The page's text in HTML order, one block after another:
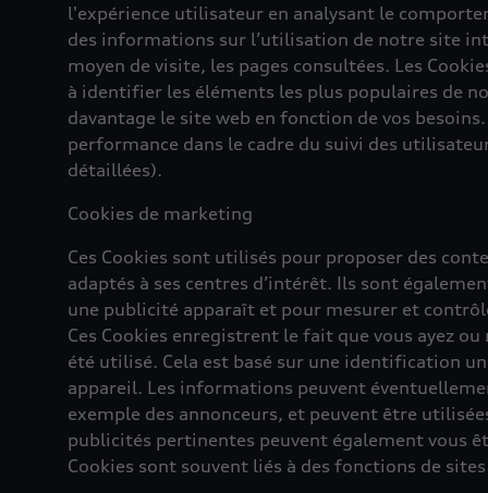
l'expérience utilisateur en analysant le
des informations sur l’utilisation de notre site
moyen de visite, les pages consultées. Les
à identifier les éléments les plus populaires de
davantage le site web en fonction de vos
performance dans le cadre du suivi des
détaillées).
Cookies de marketing
Ces Cookies sont utilisés pour proposer des
adaptés à ses centres d’intérêt. Ils sont
une publicité apparaît et pour mesurer et
Ces Cookies enregistrent le fait que vous ayez
été utilisé. Cela est basé sur une identification
appareil. Les informations peuvent
exemple des annonceurs, et peuvent être
publicités pertinentes peuvent également vous
Cookies sont souvent liés à des fonctions de